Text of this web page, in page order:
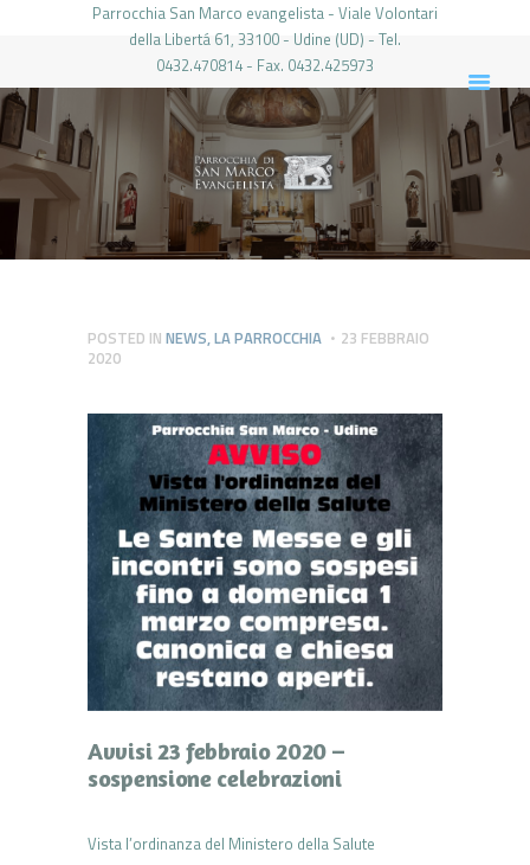
Parrocchia San Marco evangelista - Viale Volontari
della Libertá 61, 33100 - Udine (UD) - Tel.
0432.470814 - Fax. 0432.425973
PARROCCHIA DI SAN MARCO UDINE
HOME
LA PARROCCHIA
IL PARROCO
LE ATTIVITÀ
PIERABECH
FOTO E VIDEO
CONTATTI
LOGIN
POSTED IN NEWS,LA PARROCCHIA
23 FEBBRAIO
2020
Avvisi 23 febbraio 2020 –
sospensione celebrazioni
Vista l’ordinanza del Ministero della Salute